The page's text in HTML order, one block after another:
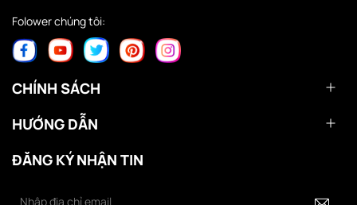
Folower chúng tôi:
CHÍNH SÁCH
HƯỚNG DẪN
ĐĂNG KÝ NHẬN TIN